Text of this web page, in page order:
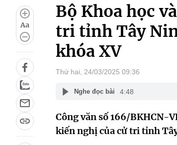
Aa
Bộ Khoa học
tri tỉnh Tây
khóa XV
Thứ hai, 24/03/2025 09:36
Nghe đọc bài 4:48
Công văn số 166/BKHCN-
kiến nghị của cử tri tỉnh